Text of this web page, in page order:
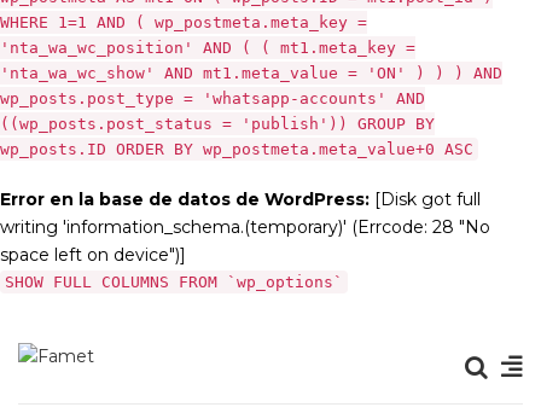
WHERE 1=1 AND ( wp_postmeta.meta_key =
'nta_wa_wc_position' AND ( ( mt1.meta_key =
'nta_wa_wc_show' AND mt1.meta_value = 'ON' ) ) ) AND
wp_posts.post_type = 'whatsapp-accounts' AND
((wp_posts.post_status = 'publish')) GROUP BY
wp_posts.ID ORDER BY wp_postmeta.meta_value+0 ASC
Error en la base de datos de WordPress: [Disk got full
writing 'information_schema.(temporary)' (Errcode: 28 "No
space left on device")]
SHOW FULL COLUMNS FROM `wp_options`